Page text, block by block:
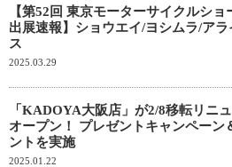
【第52回 東京モーターサイクルショ
出展速報】ショウエイ/ヨシムラ/アラ
ス
2025.03.29
「KADOYA大阪店」が2/8移転リニ
オープン！ プレゼントキャンペーン
ントを実施
2025.01.22